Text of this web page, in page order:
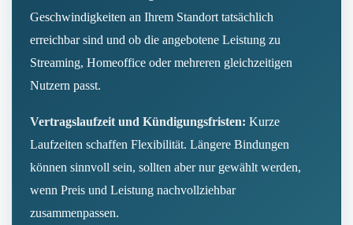
Geschwindigkeiten an Ihrem Standort tatsächlich
erreichbar sind und ob die angebotene Leistung zu
Streaming, Homeoffice oder mehreren gleichzeitigen
Nutzern passt.
Vertragslaufzeit und Kündigungsfristen: Kurze
Laufzeiten schaffen Flexibilität. Längere Bindungen
können sinnvoll sein, sollten aber nur gewählt werden,
wenn Preis und Leistung nachvollziehbar
zusammenpassen.